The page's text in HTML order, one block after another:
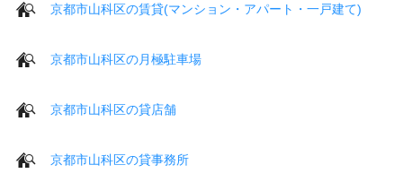
京都市山科区の賃貸(マンション・アパート・一戸建て)
京都市山科区の月極駐車場
京都市山科区の貸店舗
京都市山科区の貸事務所